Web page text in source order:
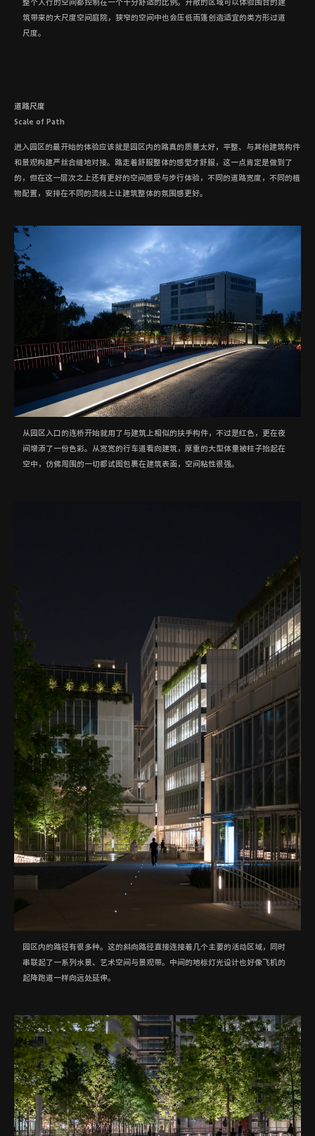
整个人行的空间都控制在一个十分舒适的比例。开敞的区域可以体验围合的建
筑带来的大尺度空间庭院，狭窄的空间中也会压低雨篷创造适宜的类方形过道
尺度。
道路尺度
Scale of Path
进入园区的最开始的体验应该就是园区内的路真的质量太好，平整、与其他建筑构件
和景观构建严丝合缝地对接。路走着舒服整体的感觉才舒服，这一点肯定是做到了
的，但在这一层次之上还有更好的空间感受与步行体验，不同的道路宽度，不同的植
物配置，安排在不同的流线上让建筑整体的氛围感更好。
从园区入口的连桥开始就用了与建筑上相似的扶手构件，不过是红色，更在夜
间增添了一份色彩。从宽宽的行车道看向建筑，厚重的大型体量被柱子抬起在
空中，仿佛周围的一切都试图包裹在建筑表面，空间粘性很强。
园区内的路径有很多种。这的斜向路径直接连接着几个主要的活动区域，同时
串联起了一系列水景、艺术空间与景观带。中间的地标灯光设计也好像飞机的
起降跑道一样向远处延伸。